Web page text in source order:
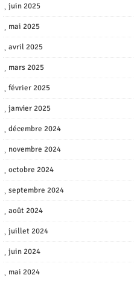
juin 2025
mai 2025
avril 2025
mars 2025
février 2025
janvier 2025
décembre 2024
novembre 2024
octobre 2024
septembre 2024
août 2024
juillet 2024
juin 2024
mai 2024